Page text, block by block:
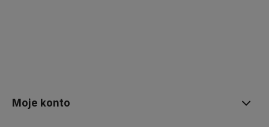
Moje konto